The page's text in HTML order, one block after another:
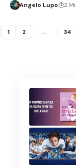
Angelo Lupo 2
1 2 … 34